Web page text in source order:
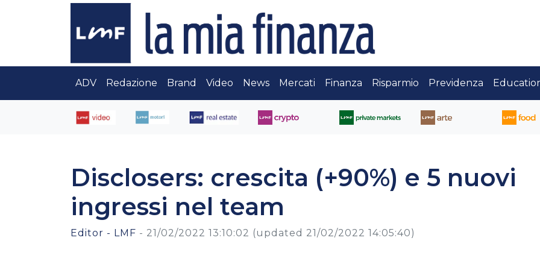
ADV Redazione Brand Video News Mercati Finanza Risparmio Previdenza
Disclosers: crescita (+90%) e 5 nuovi
ingressi nel team
Editor - LMF - 21/02/2022 13:10:02 (updated 21/02/2022 14:05:40)